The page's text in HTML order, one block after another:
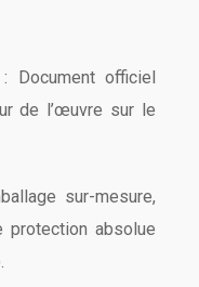
Document officiel
de l’œuvre sur le
sur-mesure,
protection absolue